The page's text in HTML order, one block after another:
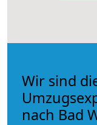
Wir sind
nach Bad